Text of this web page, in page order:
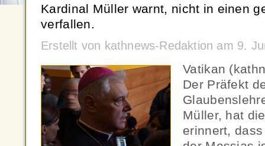
Kardinal Müller warnt, nicht in einen
verfallen.
Erstellt von kathnews-Redaktion am 9.
Vatikan
Der Präfekt
Müller, hat
erinnert,